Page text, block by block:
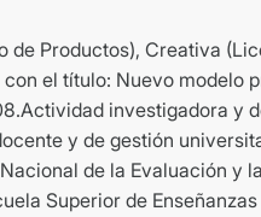
Productos), Creativa
el título: Nuevo modelo
investigadora y
y de gestión
de la Evaluación y
Superior de